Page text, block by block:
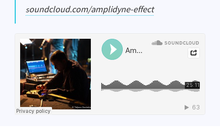
soundcloud.com/amplidyne-effect